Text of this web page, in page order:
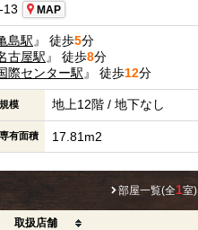
13 MAP
島駅 』 徒歩5分
古屋駅 』 徒歩8分
際センター駅 』 徒歩12分
規模 地上12階 / 地下なし
専有面積 17.81m2
部屋一覧(全1室)
取扱店舗